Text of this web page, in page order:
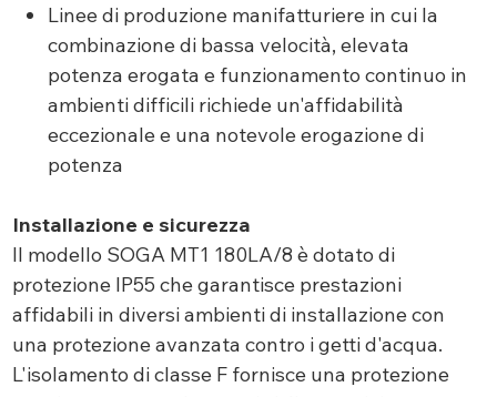
Linee di produzione manifatturiere in cui la
combinazione di bassa velocità, elevata
potenza erogata e funzionamento continuo in
ambienti difficili richiede un'affidabilità
eccezionale e una notevole erogazione di
potenza
Installazione e sicurezza
Il modello SOGA MT1 180LA/8 è dotato di
protezione IP55 che garantisce prestazioni
affidabili in diversi ambienti di installazione con
una protezione avanzata contro i getti d'acqua.
L'isolamento di classe F fornisce una protezione